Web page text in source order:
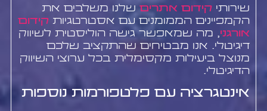
שירותי קידום אתריםשלנו משלבים את
הקמפיינים הממומנים עם אסטרטגיות קידום
אורגני, מה שמאפשר גישה הוליסטית לשיווק
דיגיטלי. אנו מבטיחים שהתקציב שלכם
מנוצל ביעילות מקסימלית בכל ערוצי השיווק
הדיגיטלי.
אינטגרציה עם פלטפורמות נוספות